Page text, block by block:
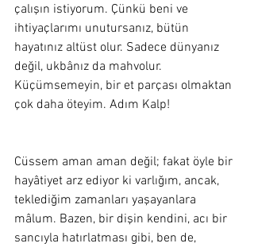
çalışın istiyorum. Çünkü beni ve
ihtiyaçlarımı unutursanız, bütün
hayatınız altüst olur. Sadece dünyanız
değil, ukbânız da mahvolur.
Küçümsemeyin, bir et parçası olmaktan
çok daha öteyim. Adım Kalp!
Cüssem aman aman değil; fakat öyle bir
hayâtiyet arz ediyor ki varlığım, ancak,
teklediğim zamanları yaşayanlara
mâlum. Bazen, bir dişin kendini, acı bir
sancıyla hatırlatması gibi, ben de,